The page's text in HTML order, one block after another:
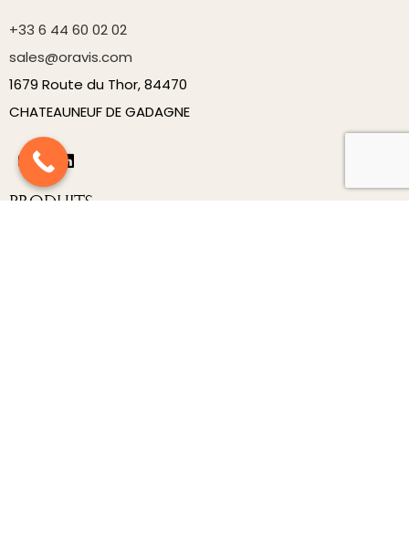
+33 6 44 60 02 02
sales@oravis.com
1679 Route du Thor, 84470
CHATEAUNEUF DE GADAGNE
Produits